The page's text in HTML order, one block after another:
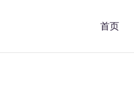
首页